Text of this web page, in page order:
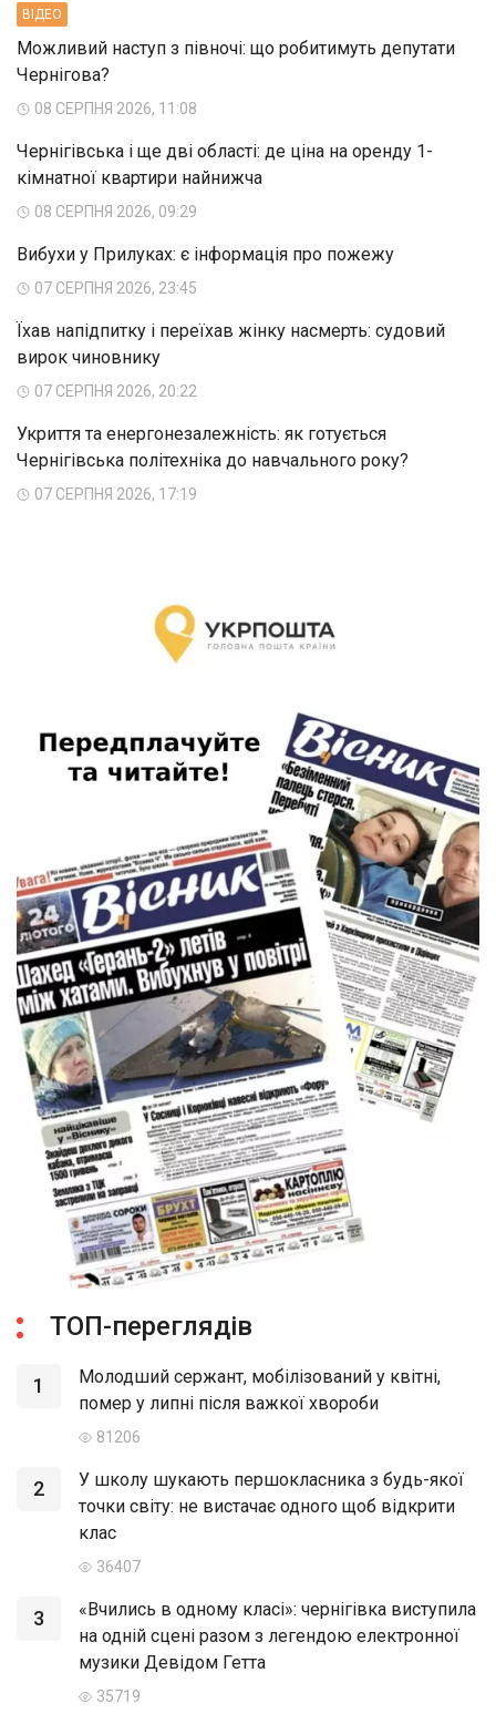
ВIДЕО
Можливий наступ з півночі: що робитимуть депутати
Чернігова?
08 СЕРПНЯ 2026, 11:08
Чернігівська і ще дві області: де ціна на оренду 1-
кімнатної квартири найнижча
08 СЕРПНЯ 2026, 09:29
Вибухи у Прилуках: є інформація про пожежу
07 СЕРПНЯ 2026, 23:45
Їхав напідпитку і переїхав жінку насмерть: судовий
вирок чиновнику
07 СЕРПНЯ 2026, 20:22
Укриття та енергонезалежність: як готується
Чернігівська політехніка до навчального року?
07 СЕРПНЯ 2026, 17:19
ТОП-переглядів
1
Молодший сержант, мобілізований у квітні,
помер у липні після важкої хвороби
81206
2
У школу шукають першокласника з будь-якої
точки світу: не вистачає одного щоб відкрити
клас
36407
3
«Вчились в одному класі»: чернігівка виступила
на одній сцені разом з легендою електронної
музики Девідом Гетта
35719